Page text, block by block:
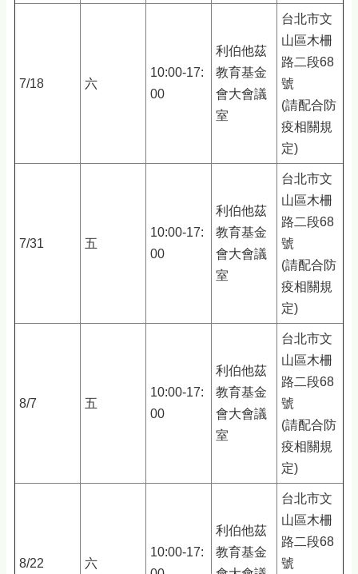
7/18 六
10:00-17:
00
利伯他茲
教育基金
會大會議
室
台北市文
山區木柵
路二段68
號
(請配合防
疫相關規
定)
7/31 五
10:00-17:
00
利伯他茲
教育基金
會大會議
室
台北市文
山區木柵
路二段68
號
(請配合防
疫相關規
定)
8/7 五
10:00-17:
00
利伯他茲
教育基金
會大會議
室
台北市文
山區木柵
路二段68
號
(請配合防
疫相關規
定)
8/22 六
10:00-17:
利伯他茲
教育基金
台北市文
山區木柵
路二段68
號